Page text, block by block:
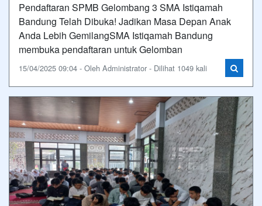
Pendaftaran SPMB Gelombang 3 SMA Istiqamah
Bandung Telah Dibuka! Jadikan Masa Depan Anak
Anda Lebih GemilangSMA Istiqamah Bandung
membuka pendaftaran untuk Gelomban
15/04/2025 09:04 - Oleh Administrator - Dilihat 1049 kali